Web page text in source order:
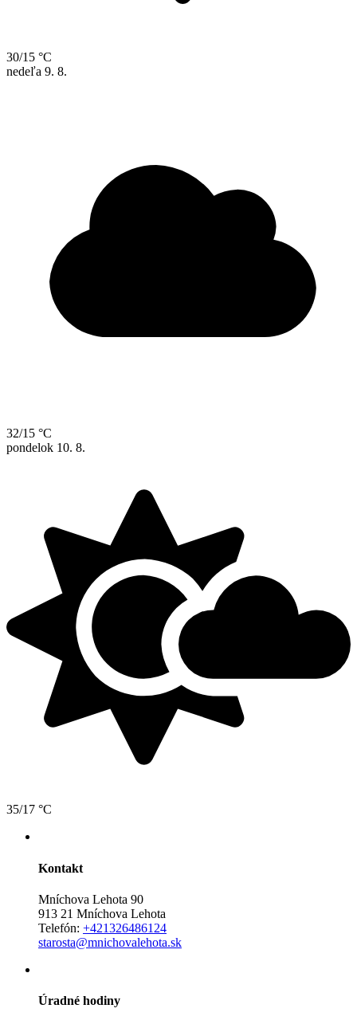
30/15 °C
nedeľa 9. 8.
32/15 °C
pondelok 10. 8.
35/17 °C
Kontakt
Mníchova Lehota 90
913 21 Mníchova Lehota
Telefón: +421326486124
starosta@mnichovalehota.sk
Úradné hodiny